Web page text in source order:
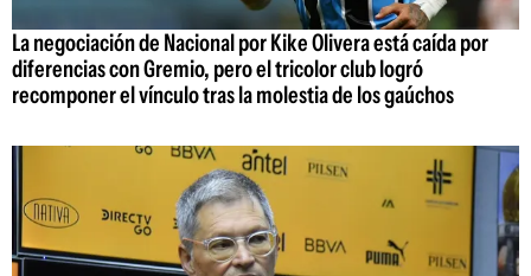
La negociación de Nacional por Kike Olivera está caída por
diferencias con Gremio, pero el tricolor club logró
recomponer el vínculo tras la molestia de los gaúchos